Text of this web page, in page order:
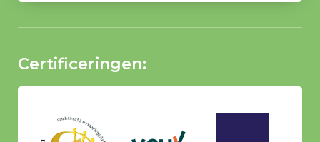
Certificeringen: